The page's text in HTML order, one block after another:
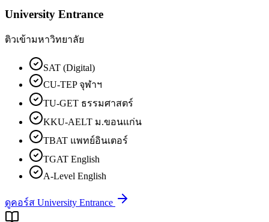
University Entrance
ติวเข้ามหาวิทยาลัย
SAT (Digital)
CU-TEP จุฬาฯ
TU-GET ธรรมศาสตร์
KKU-AELT ม.ขอนแก่น
TBAT แพทย์อินเตอร์
TGAT English
A-Level English
ดูคอร์ส University Entrance